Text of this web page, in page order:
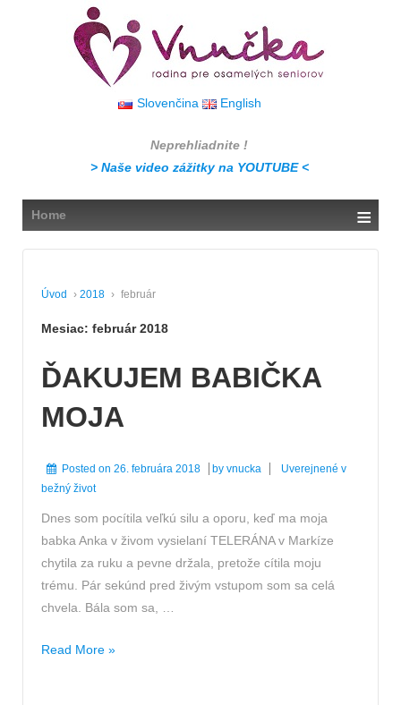
Slovenčina English
Neprehliadnite !
> Naše video zážitky na YOUTUBE <
Home ≡
Úvod › 2018 › február
Mesiac: február 2018
ĎAKUJEM BABIČKA
MOJA
Posted on 26. februára 2018 by vnucka
Uverejnené v
bežný život
Dnes som pocítila veľkú silu a oporu, keď ma moja
babka Anka v živom vysielaní TELERÁNA v Markíze
chytila za ruku a pevne držala, pretože cítila moju
trému. Pár sekúnd pred živým vstupom som sa celá
chvela. Bála som sa, …
ĎAKUJEM
Read More »